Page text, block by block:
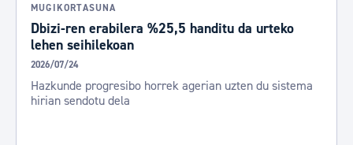
MUGIKORTASUNA
Dbizi-ren erabilera %25,5 handitu da urteko
lehen seihilekoan
2026/07/24
Hazkunde progresibo horrek agerian uzten du sistema
hirian sendotu dela